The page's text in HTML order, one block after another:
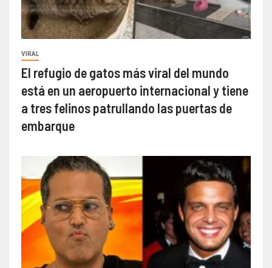
VIRAL
El refugio de gatos más viral del mundo
está en un aeropuerto internacional y tiene
a tres felinos patrullando las puertas de
embarque